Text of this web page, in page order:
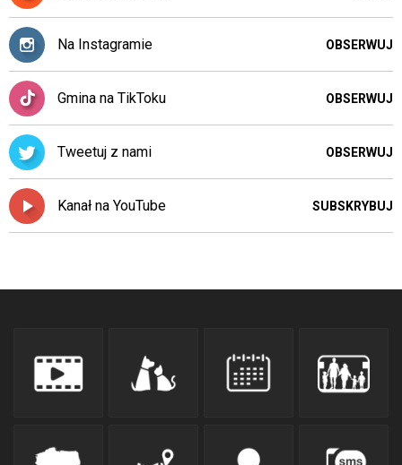
Na Instagramie OBSERWUJ
Gmina na TikToku OBSERWUJ
Tweetuj z nami OBSERWUJ
Kanał na YouTube SUBSKRYBUJ